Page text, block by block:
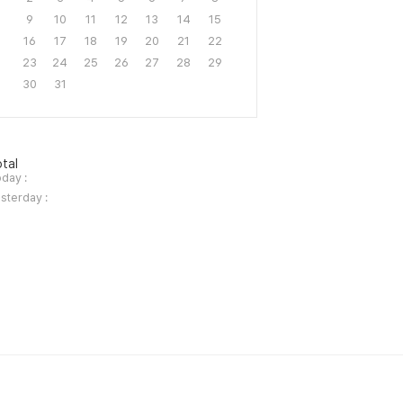
9
10 11 12 13 14
15
16
17 18 19 20 21
22
23
24 25 26 27 28
29
30
31
:
: